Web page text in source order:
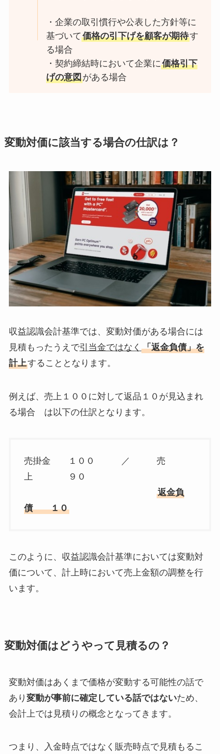
・企業の取引慣行や公表した方針等に
基づいて価格の引下げを顧客が期待す
る場合
・契約締結時において企業に価格引下
げの意図がある場合
変動対価に該当する場合の仕訳は？
収益認識会計基準では、変動対価がある場合には
見積もったうえで引当金ではなく 「返金負債」を
計上することとなります。
例えば、売上１００に対して返品１０が見込まれ
る場合 は以下の仕訳となります。
売掛金 １００ ／ 売
上 ９０
返金負
債 １０
このように、収益認識会計基準においては変動対
価について、計上時において売上金額の調整を行
います。
変動対価はどうやって見積るの？
変動対価はあくまで価格が変動する可能性の話で
あり 変動が事前に確定している話ではないため、
会計上では見積りの概念となってきます。
つまり、入金時点ではなく販売時点で見積もるこ